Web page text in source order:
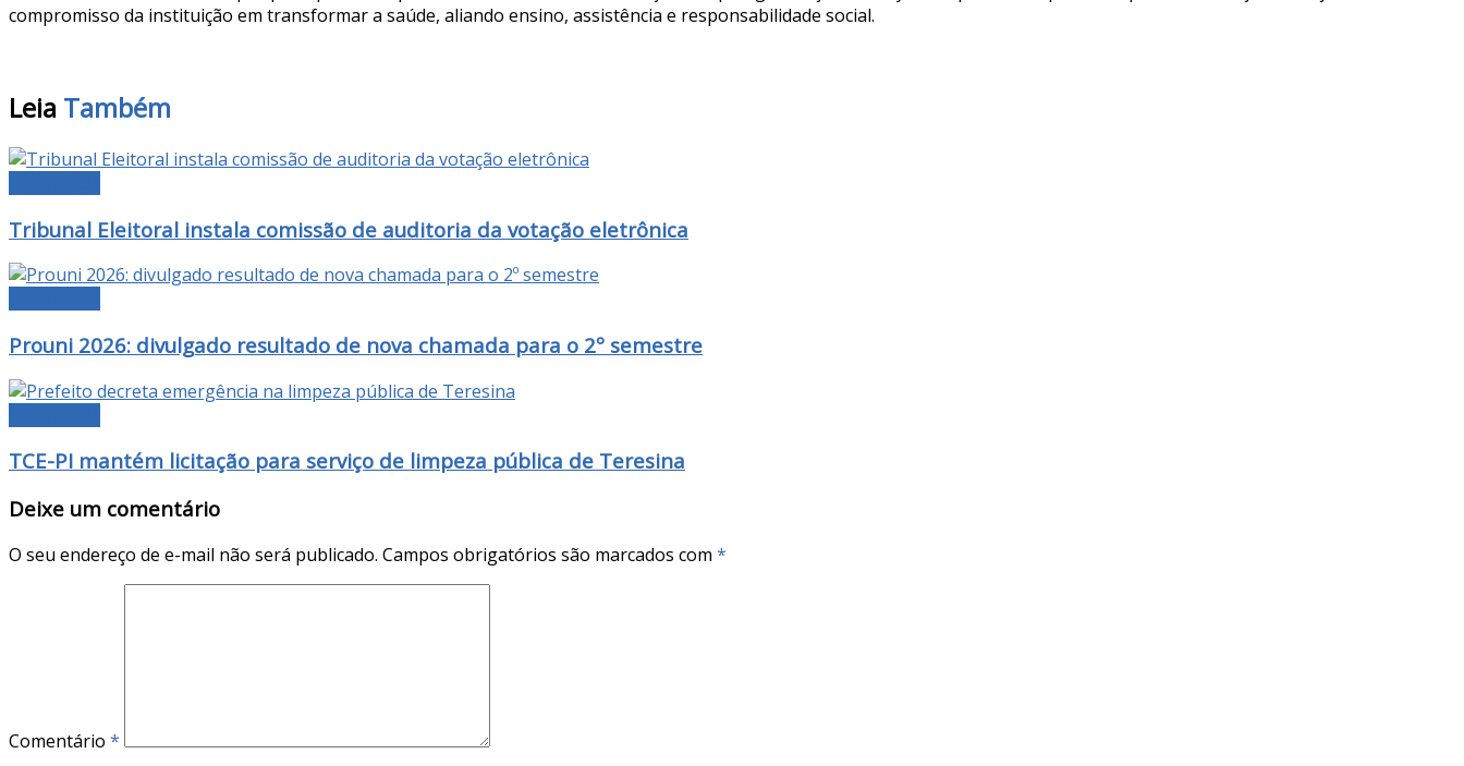
compromisso da instituição em transformar a saúde, aliando ensino, assistência e responsabilidade social.
Leia Também
Tribunal Eleitoral instala comissão de auditoria da votação eletrônica
Prouni 2026: divulgado resultado de nova chamada para o 2º semestre
TCE-PI mantém licitação para serviço de limpeza pública de Teresina
Deixe um comentário
O seu endereço de e-mail não será publicado. Campos obrigatórios são marcados com *
Comentário *